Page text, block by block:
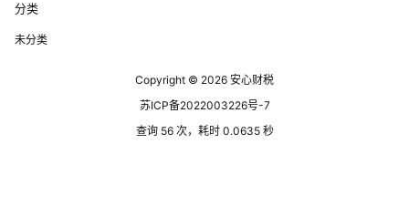
分类
未分类
Copyright © 2026 安心财税
苏ICP备2022003226号-7
查询 56 次，耗时 0.0635 秒